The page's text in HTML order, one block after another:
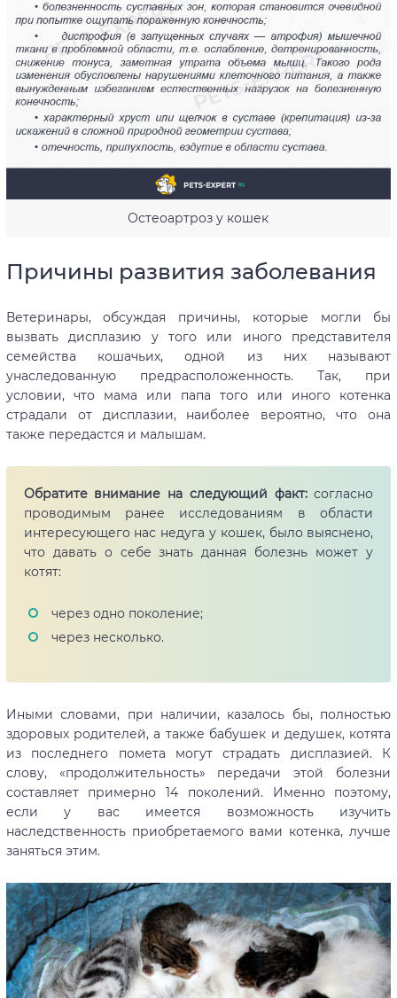
Остеоартроз у кошек
Причины развития заболевания
Ветеринары, обсуждая причины, которые могли бы
вызвать дисплазию у того или иного представителя
семейства кошачьих, одной из них называют
унаследованную предрасположенность. Так, при
условии, что мама или папа того или иного котенка
страдали от дисплазии, наиболее вероятно, что она
также передастся и малышам.
Обратите внимание на следующий факт:согласно
проводимым ранее исследованиям в области
интересующего нас недуга у кошек, было выяснено,
что давать о себе знать данная болезнь может у
котят:
через одно поколение;
через несколько.
Иными словами, при наличии, казалось бы, полностью
здоровых родителей, а также бабушек и дедушек, котята
из последнего помета могут страдать дисплазией. К
слову, «продолжительность» передачи этой болезни
составляет примерно 14 поколений. Именно поэтому,
если у вас имеется возможность изучить
наследственность приобретаемого вами котенка, лучше
заняться этим.